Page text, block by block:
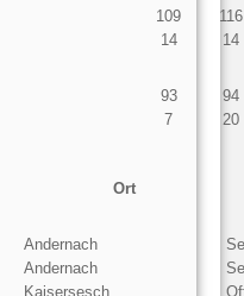
109
116
14 14
93
94
7 20
Ort
Andernach
Andernach
Kaisersesch